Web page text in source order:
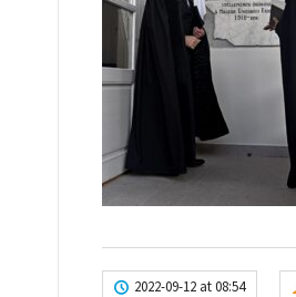
2022-09-12 at 08:54